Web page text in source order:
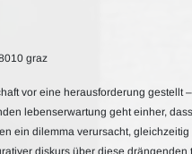
graz
vor eine herausforderung gestellt
lebenserwartung geht einher,
ein dilemma verursacht,
diskurs über diese